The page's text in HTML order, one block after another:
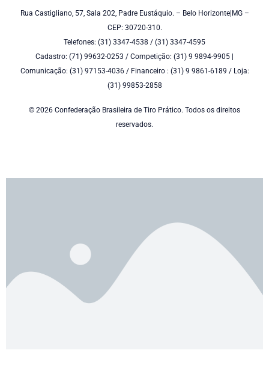
Rua Castigliano, 57, Sala 202, Padre Eustáquio. – Belo Horizonte|MG –
CEP: 30720-310.
Telefones: (31) 3347-4538 / (31) 3347-4595
Cadastro: (71) 99632-0253 / Competição: (31) 9 9894-9905 |
Comunicação: (31) 97153-4036 / Financeiro : (31) 9 9861-6189 / Loja:
(31) 99853-2858
© 2026 Confederação Brasileira de Tiro Prático. Todos os direitos
reservados.